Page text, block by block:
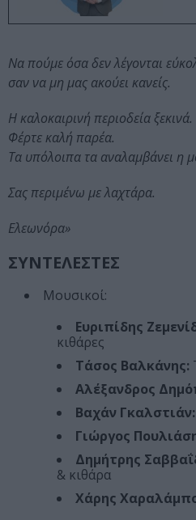
Να πούμε όσα δεν λέγονται
σαν να μη μας ακούει κανείς.
Η καλοκαιρινή περιοδεία ξεκινά.
Φέρτε καλή παρέα.
Τα υπόλοιπα τα αναλαμβάνει η
Σας περιμένω με λαχτάρα.
Ελεωνόρα»
ΣΥΝΤΕΛΕΣΤΕΣ
Μουσικοί:
Ευριπίδης
κιθάρες
Τάσος Βαλκάνης:
Αλέξανδρος
Βαχάν Γκαλστιάν:
Γιώργος
Δημήτρης
& κιθάρα
Χάρης